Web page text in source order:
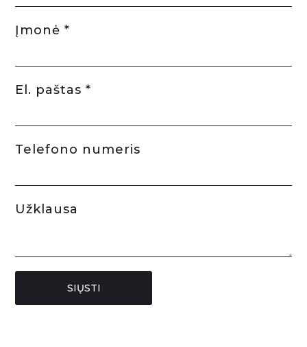
Įmonė *
El. paštas *
Telefono numeris
Užklausa